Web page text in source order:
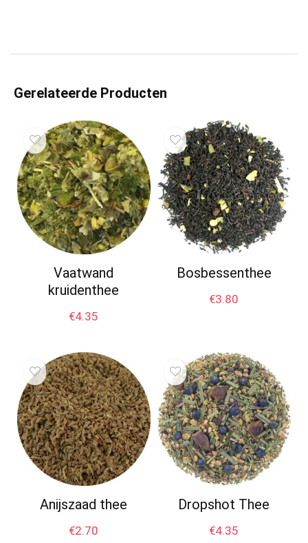
Gerelateerde Producten
Vaatwand
kruidenthee
€4.35
Bosbessenthee
€3.80
Anijszaad thee
€2.70
Dropshot Thee
€4.35